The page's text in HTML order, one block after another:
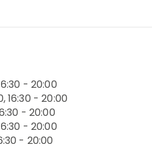
- 20:00
16:30 - 20:00
- 20:00
- 20:00
- 20:00